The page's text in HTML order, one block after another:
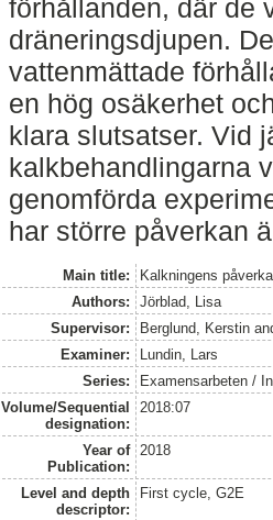
förhållanden, där de
dräneringsdjupen.
vattenmättade
en hög osäkerhet
klara slutsatser. Vid
kalkbehandlingarna
genomförda
har större påverkan
Main title:
Kalkningens
Authors:
Jörblad, Lisa
Supervisor:
Berglund, Kerstin
Examiner:
Lundin, Lars
Series:
Examensarbeten /
Volume/Sequential
designation:
2018:07
Year of
Publication:
2018
Level and depth
descriptor:
First cycle, G2E